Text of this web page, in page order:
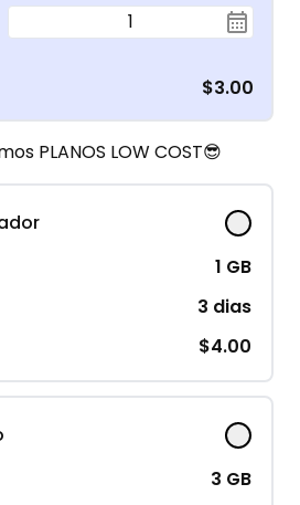
1
$3.00
PLANOS LOW COST😎
1 GB
3 dias
$4.00
3 GB